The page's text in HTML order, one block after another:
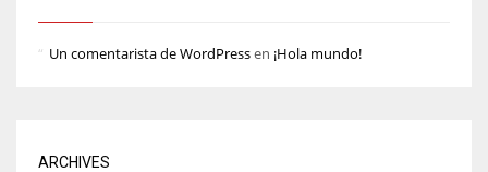
Un comentarista de WordPressen ¡Hola mundo!
ARCHIVES